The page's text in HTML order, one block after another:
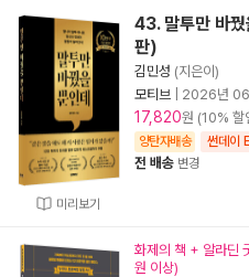
미리보기
43. 말투만 바
판)
김민성 (지은이)
모티브
2026년
17,820원 (10%
양탄자배송 썬데이
전 배송 변경
화제의 책 + 알라딘
원 이상)